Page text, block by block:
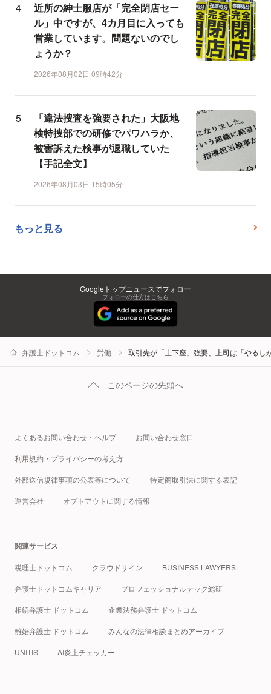
近所の紳士服店が「完全閉店セー
ル」中ですが、4カ月目に入っても
営業しています。問題ないのでし
ょうか？
2026年08月02日 09時42分
「違法捜査を強要された」大阪地
検特捜部での研修でパワハラか、
被害訴えた検事が退職していた
【手記全文】
2026年08月03日 15時05分
もっと見る
Googleトップニュースでフォロー
フォローの仕方はこちら
弁護士ドットコム 労働 取引先が「土下座」強要、上司は「やる
このページの先頭へ
よくあるお問い合わせ・ヘルプ お問い合わせ窓口
利用規約・プライバシーの考え方
外部送信規律事項の公表等について 特定商取引法に関する表記
運営会社 オプトアウトに関する情報
関連サービス
税理士ドットコム クラウドサイン BUSINESS LAWYERS
弁護士ドットコムキャリア プロフェッショナルテック総研
相続弁護士 ドットコム 企業法務弁護士 ドットコム
離婚弁護士 ドットコム みんなの法律相談まとめアーカイブ
UNITIS AI炎上チェッカー